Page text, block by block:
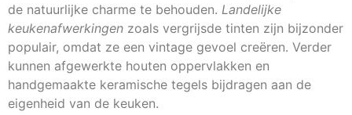
de natuurlijke charme te behouden. Landelijke
keukenafwerkingen zoals vergrijsde tinten zijn bijzonder
populair, omdat ze een vintage gevoel creëren. Verder
kunnen afgewerkte houten oppervlakken en
handgemaakte keramische tegels bijdragen aan de
eigenheid van de keuken.